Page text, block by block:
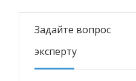
Задайте вопрос
эксперту